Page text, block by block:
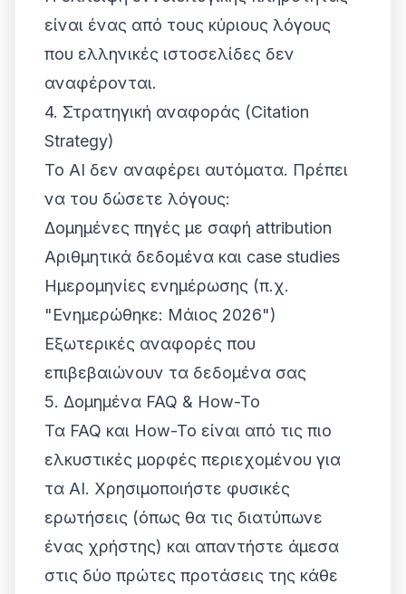
είναι ένας από τους κύριους λόγους
που ελληνικές ιστοσελίδες δεν
αναφέρονται.
4. Στρατηγική αναφοράς (Citation
Strategy)
Το AI δεν αναφέρει αυτόματα. Πρέπει
να του δώσετε λόγους:
Δομημένες πηγές με σαφή attribution
Αριθμητικά δεδομένα και case studies
Ημερομηνίες ενημέρωσης (π.χ.
"Ενημερώθηκε: Μάιος 2026")
Εξωτερικές αναφορές που
επιβεβαιώνουν τα δεδομένα σας
5. Δομημένα FAQ & How-To
Τα FAQ και How-To είναι από τις πιο
ελκυστικές μορφές περιεχομένου για
τα AI. Χρησιμοποιήστε φυσικές
ερωτήσεις (όπως θα τις διατύπωνε
ένας χρήστης) και απαντήστε άμεσα
στις δύο πρώτες προτάσεις της κάθε